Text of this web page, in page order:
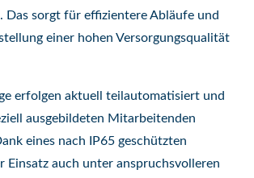
Das sorgt für effizientere Abläufe und
einer hohen Versorgungsqualität
erfolgen aktuell teilautomatisiert und
ausgebildeten Mitarbeitenden
eines nach IP65 geschützten
Einsatz auch unter anspruchsvolleren